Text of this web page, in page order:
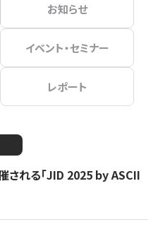
お知らせ
イベント・セミナー
レポート
される「JID 2025 by ASCII